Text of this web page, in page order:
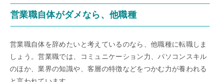
営業職自体がダメなら、他職種
営業職自体を辞めたいと考えているのなら、他職種に転職しま
しょう。営業職では、コミュニケーション力、パソコンスキル
のほか、業界の知識や、客層の特徴などをつかむ力が養われる